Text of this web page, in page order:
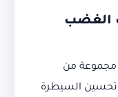
الغضب
مجموعة من
تحسين السيطرة